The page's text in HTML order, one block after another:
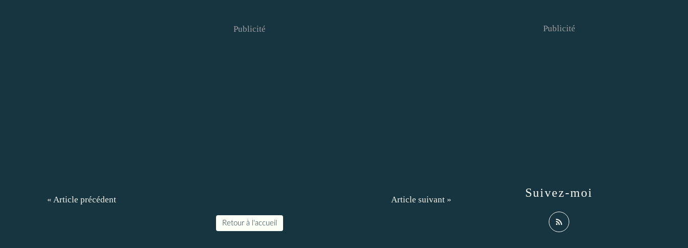
Publicité
« Article précédent Article suivant »
Retour à l'accueil
Suivez-moi
Publicité